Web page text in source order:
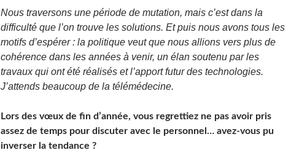
Nous traversons une période de mutation, mais c’est dans la
difficulté que l’on trouve les solutions. Et puis nous avons tous les
motifs d’espérer : la politique veut que nous allions vers plus de
cohérence dans les années à venir, un élan soutenu par les
travaux qui ont été réalisés et l’apport futur des technologies.
J’attends beaucoup de la télémédecine.
Lors des vœux de fin d’année, vous regrettiez ne pas avoir pris
assez de temps pour discuter avec le personnel… avez-vous pu
inverser la tendance ?